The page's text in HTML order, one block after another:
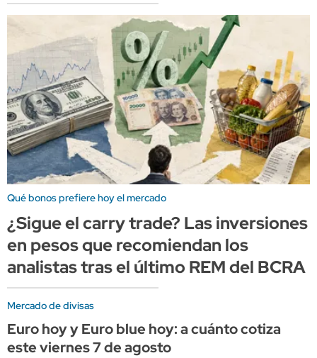
Qué bonos prefiere hoy el mercado
¿Sigue el carry trade? Las inversiones
en pesos que recomiendan los
analistas tras el último REM del BCRA
Mercado de divisas
Euro hoy y Euro blue hoy: a cuánto cotiza
este viernes 7 de agosto